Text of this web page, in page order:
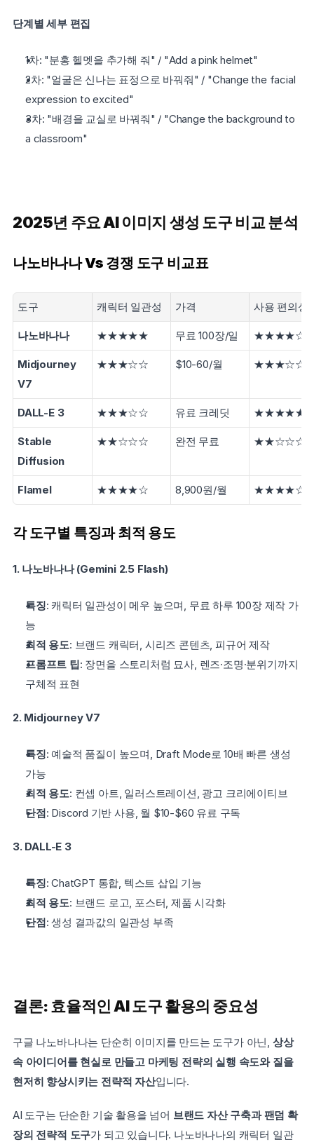
단계별 세부 편집
1차: "분홍 헬멧을 추가해 줘" / "Add a pink helmet"
2차: "얼굴은 신나는 표정으로 바꿔줘" / "Change the facial
expression to excited"
3차: "배경을 교실로 바꿔줘" / "Change the background to
a classroom"
2025년 주요 AI 이미지 생성 도구 비교 분석
나노바나나 Vs 경쟁 도구 비교표
도구 캐릭터 일관성 가격 사용 편의성
나노바나나 ★★★★★ 무료 100장/일 ★★★★☆
Midjourney
V7
★★★☆☆ $10-60/월 ★★★☆☆
DALL-E 3 ★★★☆☆ 유료 크레딧 ★★★★★
Stable
Diffusion
★★☆☆☆ 완전 무료 ★★☆☆☆
Flamel ★★★★☆ 8,900원/월 ★★★★☆
각 도구별 특징과 최적 용도
1. 나노바나나 (Gemini 2.5 Flash)
특징: 캐릭터 일관성이 메우 높으며, 무료 하루 100장 제작 가
능
최적 용도: 브랜드 캐릭터, 시리즈 콘텐츠, 피규어 제작
프롬프트 팁: 장면을 스토리처럼 묘사, 렌즈·조명·분위기까지
구체적 표현
2. Midjourney V7
특징: 예술적 품질이 높으며, Draft Mode로 10배 빠른 생성
가능
최적 용도: 컨셉 아트, 일러스트레이션, 광고 크리에이티브
단점: Discord 기반 사용, 월 $10-$60 유료 구독
3. DALL-E 3
특징: ChatGPT 통합, 텍스트 삽입 기능
최적 용도: 브랜드 로고, 포스터, 제품 시각화
단점: 생성 결과값의 일관성 부족
결론: 효율적인 AI 도구 활용의 중요성
구글 나노바나나는 단순히 이미지를 만드는 도구가 아닌, 상상
속 아이디어를 현실로 만들고 마케팅 전략의 실행 속도와 질을
현저히 향상시키는 전략적 자산입니다.
AI 도구는 단순한 기술 활용을 넘어 브랜드 자산 구축과 팬덤 확
장의 전략적 도구가 되고 있습니다. 나노바나나의 캐릭터 일관